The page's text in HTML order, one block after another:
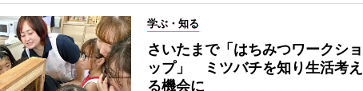
学ぶ・知る
さいたまで「はちみつワークショ
ップ」 ミツバチを知り生活考え
る機会に